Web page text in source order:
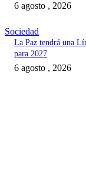
6 agosto , 2026
Sociedad
La Paz tendrá una
para 2027
6 agosto , 2026